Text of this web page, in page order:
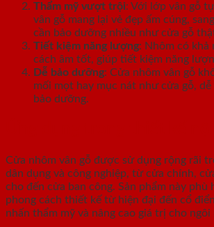
Thẩm mỹ vượt trội: Với lớp vân gỗ
vân gỗ mang lại vẻ đẹp ấm cúng,
cần bảo dưỡng nhiều như cửa gỗ
Tiết kiệm năng lượng: Nhôm có khả
cách âm tốt, giúp tiết kiệm năng
Dễ bảo dưỡng: Cửa nhôm vân gỗ
mối mọt hay mục nát như cửa gỗ, dễ
bảo dưỡng.
Cửa nhôm vân gỗ được sử dụng rộng rãi
dân dụng và công nghiệp, từ cửa chính,
cho đến cửa ban công. Sản phẩm này phù
phong cách thiết kế từ hiện đại đến cổ
nhấn thẩm mỹ và nâng cao giá trị cho ngôi